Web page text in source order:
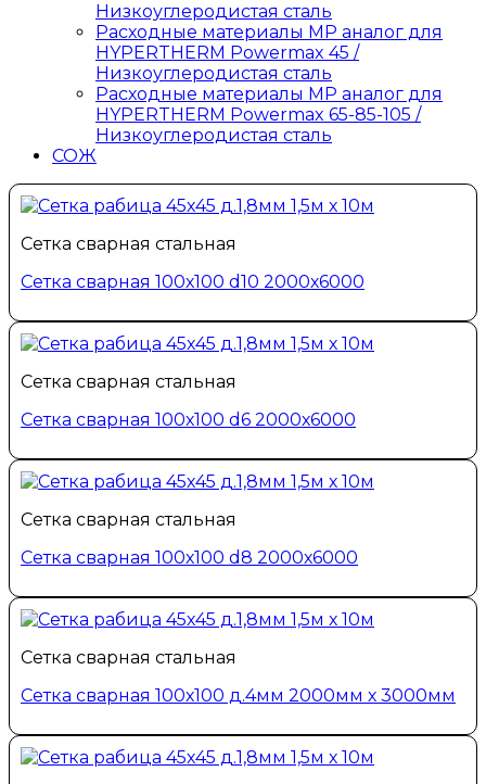
Низкоуглеродистая сталь
Расходные материалы MP аналог для
HYPERTHERM Powermax 45 /
Низкоуглеродистая сталь
Расходные материалы MP аналог для
HYPERTHERM Powermax 65-85-105 /
Низкоуглеродистая сталь
СОЖ
Сетка сварная стальная
Сетка сварная 100х100 d10 2000х6000
Сетка сварная стальная
Сетка сварная 100х100 d6 2000х6000
Сетка сварная стальная
Сетка сварная 100х100 d8 2000х6000
Сетка сварная стальная
Сетка сварная 100х100 д.4мм 2000мм х 3000мм